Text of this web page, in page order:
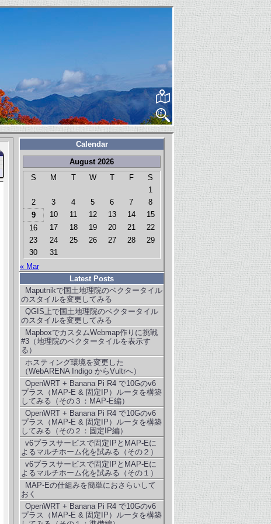
Calendar
August 2026
S
M T W T F
S
1
2
3 4 5 6 7
8
9
10 11 12 13 14
15
16
17 18 19 20 21
22
23
24 25 26 27 28
29
30
31
« Mar
Latest Posts
Maputnikで国土地理院のベクタータイル
のスタイルを変更してみる
QGIS上で国土地理院のベクタータイル
のスタイルを変更してみる
MapboxでカスタムWebmap作りに挑戦
#3（地理院のベクタータイルを表示す
る）
ホスティング環境を変更した
（WebARENA Indigo からVultrへ）
OpenWRT + Banana Pi R4 で10Gのv6
プラス（MAP-E & 固定IP）ルータを構築
してみる（その３：MAP-E編）
OpenWRT + Banana Pi R4 で10Gのv6
プラス（MAP-E & 固定IP）ルータを構築
してみる（その２：固定IP編）
v6プラスサービスで固定IPとMAP-Eに
よるマルチホーム化を試みる（その２）
v6プラスサービスで固定IPとMAP-Eに
よるマルチホーム化を試みる（その１）
MAP-Eの仕組みを簡単におさらいして
おく
OpenWRT + Banana Pi R4 で10Gのv6
プラス（MAP-E & 固定IP）ルータを構築